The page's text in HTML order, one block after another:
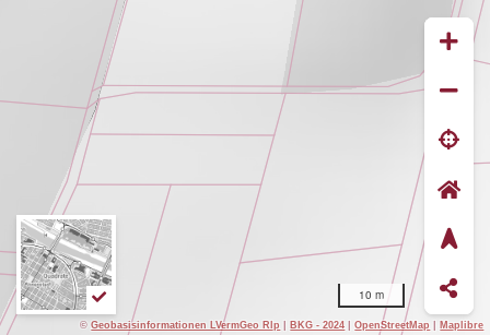
10 m
©Geobasisinformationen LVermGeo Rlp |BKG - 2024 |OpenStreetMap |Maplibre